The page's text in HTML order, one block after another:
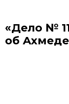
«Дело №
об